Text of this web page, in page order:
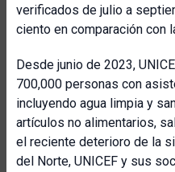
verificados de julio a
ciento en comparación con
Desde junio de 2023,
700,000 personas con
incluyendo agua limpia y
artículos no alimentarios,
el reciente deterioro de la
del Norte, UNICEF y sus